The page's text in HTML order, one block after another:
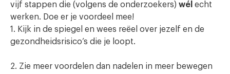
vijf stappen die (volgens de onderzoekers) wél echt
werken. Doe er je voordeel mee!
1. Kijk in de spiegel en wees reëel over jezelf en de
gezondheidsrisico’s die je loopt.
2. Zie meer voordelen dan nadelen in meer bewegen